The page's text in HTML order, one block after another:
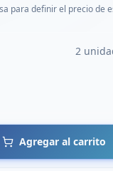
para definir el precio de
2
Agregar al carrito